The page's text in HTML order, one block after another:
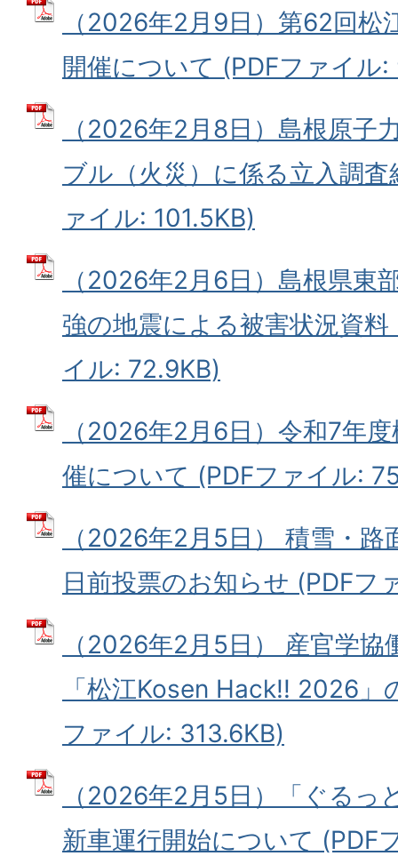
（2026年2月9日）第62回松
開催について (PDFファイル:
（2026年2月8日）島根原子
ブル（火災）に係る立入調
ァイル: 101.5KB)
（2026年2月6日）島根県東
強の地震による被害状況資
イル: 72.9KB)
（2026年2月6日）令和7年
催について (PDFファイル:
（2026年2月5日） 積雪・
日前投票のお知らせ (PDFフ
（2026年2月5日） 産官学
「松江Kosen Hack!! 2026」
ファイル: 313.6KB)
（2026年2月5日）「ぐるっ
新車運行開始について (PDF